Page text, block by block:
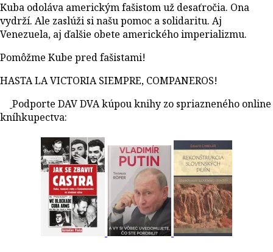
Kuba odoláva americkým fašistom už desaťročia. Ona
vydrží. Ale zaslúži si našu pomoc a solidaritu. Aj
Venezuela, aj ďalšie obete amerického imperializmu.
Pomôžme Kube pred fašistami!
HASTA LA VICTORIA SIEMPRE, COMPANEROS!
Podporte DAV DVA kúpou knihy zo spriazneného online
kníhkupectva: